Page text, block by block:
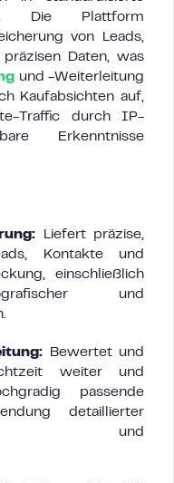
Die Plattform
von Leads,
Daten, was
und -Weiterleitung
Kaufabsichten auf,
Traffic durch IP-
Erkenntnisse
Liefert präzise,
Kontakte und
einschließlich
und
Bewertet und
weiter und
passende
detaillierter
und